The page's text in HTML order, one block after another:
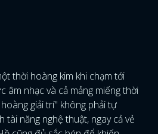
thời hoàng kim khi chạm tới
âm nhạc và cả mảng miếng thời
giải trí" không phải tự
tài năng nghệ thuật, ngay cả vẻ